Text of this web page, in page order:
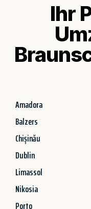
Ihr
Amadora
Balzers
Chișinău
Dublin
Limassol
Nikosia
Porto